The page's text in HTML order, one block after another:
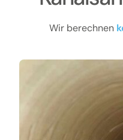
Wir berechnen